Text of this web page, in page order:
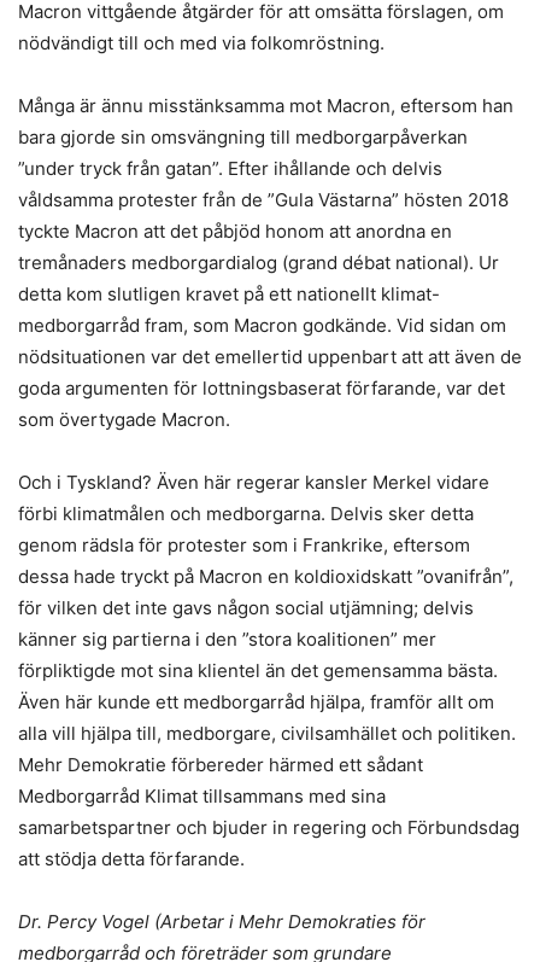
Macron vittgående åtgärder för att omsätta förslagen, om
nödvändigt till och med via folkomröstning.
Många är ännu misstänksamma mot Macron, eftersom han
bara gjorde sin omsvängning till medborgarpåverkan
”under tryck från gatan”. Efter ihållande och delvis
våldsamma protester från de ”Gula Västarna” hösten 2018
tyckte Macron att det påbjöd honom att anordna en
tremånaders medborgardialog (grand débat national). Ur
detta kom slutligen kravet på ett nationellt klimat-
medborgarråd fram, som Macron godkände. Vid sidan om
nödsituationen var det emellertid uppenbart att att även de
goda argumenten för lottningsbaserat förfarande, var det
som övertygade Macron.
Och i Tyskland? Även här regerar kansler Merkel vidare
förbi klimatmålen och medborgarna. Delvis sker detta
genom rädsla för protester som i Frankrike, eftersom
dessa hade tryckt på Macron en koldioxidskatt ”ovanifrån”,
för vilken det inte gavs någon social utjämning; delvis
känner sig partierna i den ”stora koalitionen” mer
förpliktigde mot sina klientel än det gemensamma bästa.
Även här kunde ett medborgarråd hjälpa, framför allt om
alla vill hjälpa till, medborgare, civilsamhället och politiken.
Mehr Demokratie förbereder härmed ett sådant
Medborgarråd Klimat tillsammans med sina
samarbetspartner och bjuder in regering och Förbundsdag
att stödja detta förfarande.
Dr. Percy Vogel (Arbetar i Mehr Demokraties för
medborgarråd och företräder som grundare